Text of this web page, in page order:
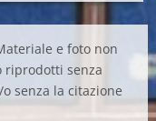
e foto non
riprodotti senza
senza la citazione